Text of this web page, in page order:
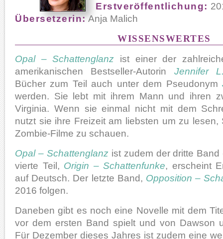
Erstveröffentlichung:
Übersetzerin:Anja Malich
WISSENSWERTES
Opal – Schattenglanz ist einer der
amerikanischen Bestseller-Autorin Jennifer
Bücher zum Teil auch unter dem Pseudonym
werden. Sie lebt mit ihrem Mann und ihren
Virginia. Wenn sie einmal nicht mit dem
nutzt sie ihre Freizeit am liebsten um zu lesen,
Zombie-Filme zu schauen.
Opal – Schattenglanzist zudem der dritte Band
vierte Teil, Origin – Schattenfunke, erscheint
auf Deutsch. Der letzte Band, Opposition –
2016 folgen.
Daneben gibt es noch eine Novelle mit dem
vor dem ersten Band spielt und von Dawson
Für Dezember dieses Jahres ist zudem eine